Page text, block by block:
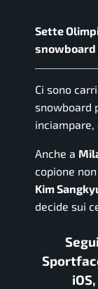
Sette
snowboard
Ci sono
snowboard
Anche a
copione
Kim
decide sui